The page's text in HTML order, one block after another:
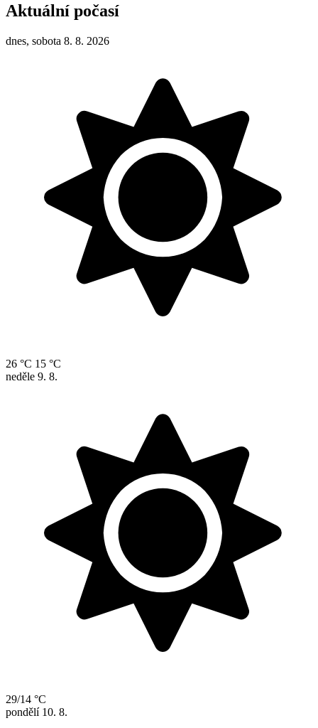
Aktuální počasí
dnes, sobota 8. 8. 2026
26 °C 15 °C
neděle 9. 8.
29/14 °C
pondělí 10. 8.